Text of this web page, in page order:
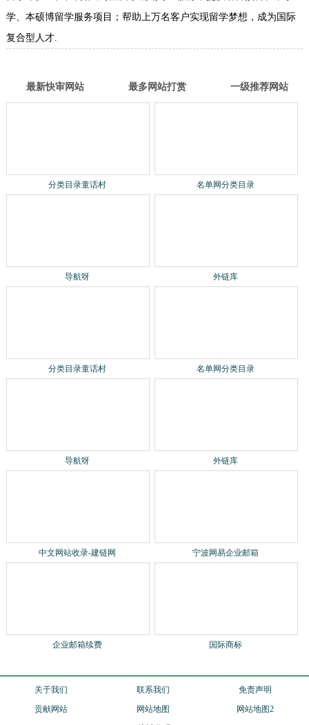
学、本硕博留学服务项目；帮助上万名客户实现留学梦想，成为国际
复合型人才.
最新快审网站 最多网站打赏 一级推荐网站
分类目录童话村 名单网分类目录
导航呀 外链库
分类目录童话村 名单网分类目录
导航呀 外链库
中文网站收录-建链网 宁波网易企业邮箱
企业邮箱续费 国际商标
关于我们 联系我们
免责声明
贡献网站
网站地图
网站地图2